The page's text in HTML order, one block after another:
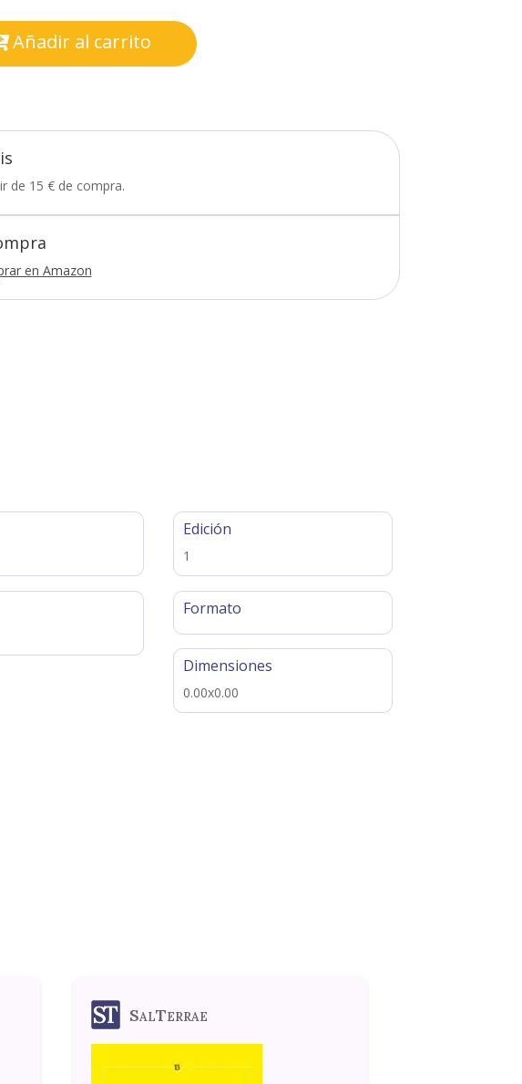
Añadir al carrito
de 15 € de compra.
en Amazon
Edición
1
Formato
Dimensiones
0.00x0.00
SalTerrae